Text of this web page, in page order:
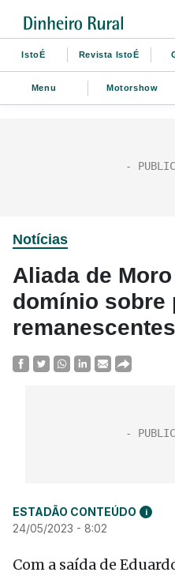
IstoÉ Revista IstoÉ
Menu Motorshow
Notícias
Aliada de
domínio sobre
ESTADÃO CONTEÚDO i
24/05/2023 - 8:02
Com a saída de